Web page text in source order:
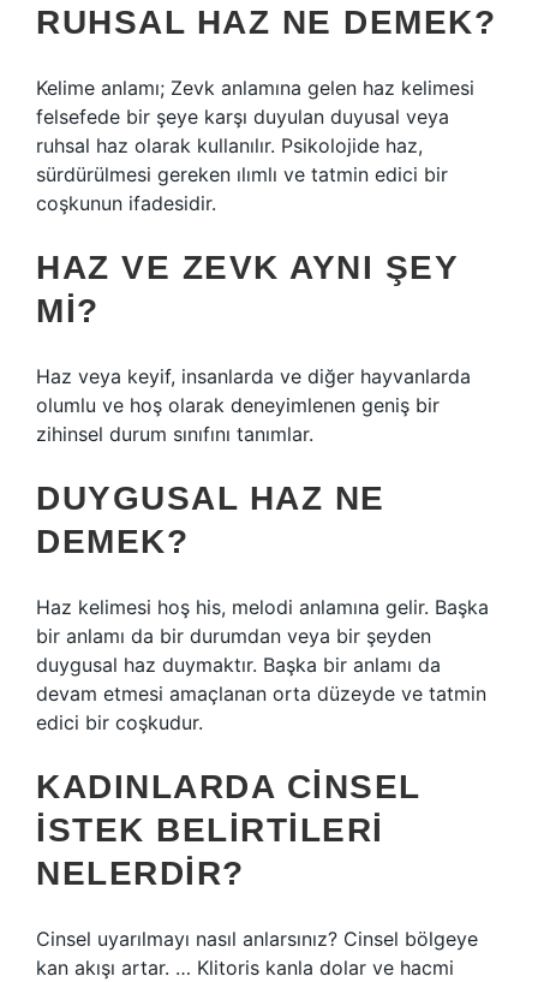
RUHSAL HAZ NE DEMEK?
Kelime anlamı; Zevk anlamına gelen haz kelimesi
felsefede bir şeye karşı duyulan duyusal veya
ruhsal haz olarak kullanılır. Psikolojide haz,
sürdürülmesi gereken ılımlı ve tatmin edici bir
coşkunun ifadesidir.
HAZ VE ZEVK AYNI ŞEY
MI?
Haz veya keyif, insanlarda ve diğer hayvanlarda
olumlu ve hoş olarak deneyimlenen geniş bir
zihinsel durum sınıfını tanımlar.
DUYGUSAL HAZ NE
DEMEK?
Haz kelimesi hoş his, melodi anlamına gelir. Başka
bir anlamı da bir durumdan veya bir şeyden
duygusal haz duymaktır. Başka bir anlamı da
devam etmesi amaçlanan orta düzeyde ve tatmin
edici bir coşkudur.
KADINLARDA CINSEL
ISTEK BELIRTILERI
NELERDIR?
Cinsel uyarılmayı nasıl anlarsınız? Cinsel bölgeye
kan akışı artar. … Klitoris kanla dolar ve hacmi